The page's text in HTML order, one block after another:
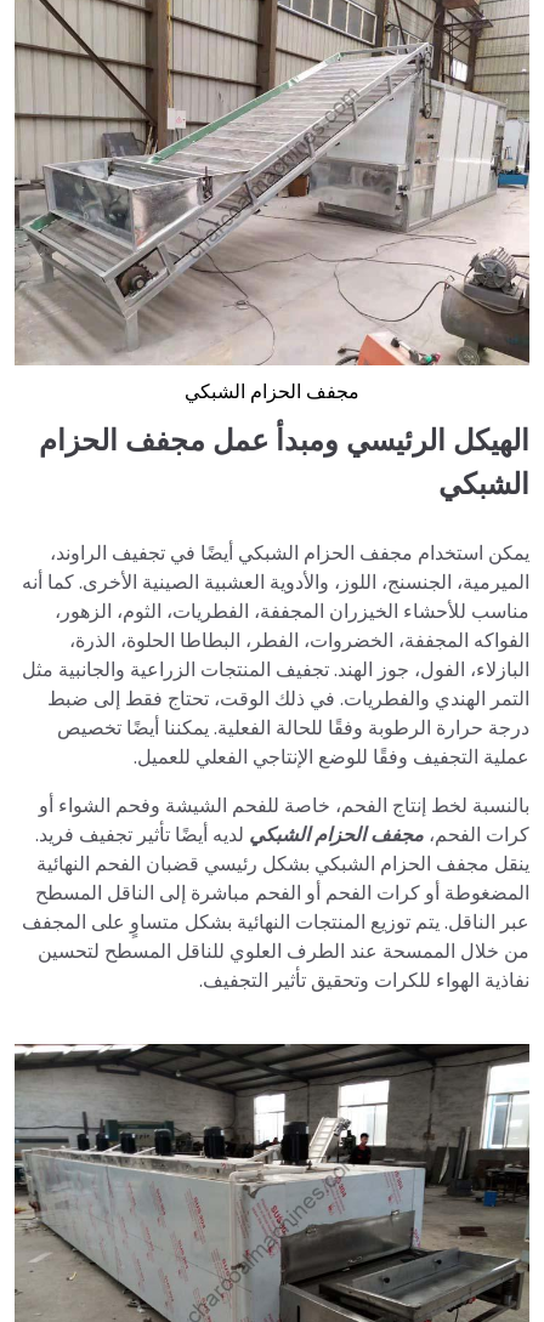
مجفف الحزام الشبكي
الهيكل الرئيسي ومبدأ عمل مجفف الحزام
الشبكي
يمكن استخدام مجفف الحزام الشبكي أيضًا في تجفيف الراوند،
الميرمية، الجنسنج، اللوز، والأدوية العشبية الصينية الأخرى. كما أنه
مناسب للأحشاء الخيزران المجففة، الفطريات، الثوم، الزهور،
الفواكه المجففة، الخضروات، الفطر، البطاطا الحلوة، الذرة،
البازلاء، الفول، جوز الهند. تجفيف المنتجات الزراعية والجانبية مثل
التمر الهندي والفطريات. في ذلك الوقت، تحتاج فقط إلى ضبط
درجة حرارة الرطوبة وفقًا للحالة الفعلية. يمكننا أيضًا تخصيص
عملية التجفيف وفقًا للوضع الإنتاجي الفعلي للعميل.
بالنسبة لخط إنتاج الفحم، خاصة للفحم الشيشة وفحم الشواء أو
كرات الفحم، مجفف الحزام الشبكي لديه أيضًا تأثير تجفيف فريد.
ينقل مجفف الحزام الشبكي بشكل رئيسي قضبان الفحم النهائية
المضغوطة أو كرات الفحم أو الفحم مباشرة إلى الناقل المسطح
عبر الناقل. يتم توزيع المنتجات النهائية بشكل متساوٍ على المجفف
من خلال الممسحة عند الطرف العلوي للناقل المسطح لتحسين
نفاذية الهواء للكرات وتحقيق تأثير التجفيف.